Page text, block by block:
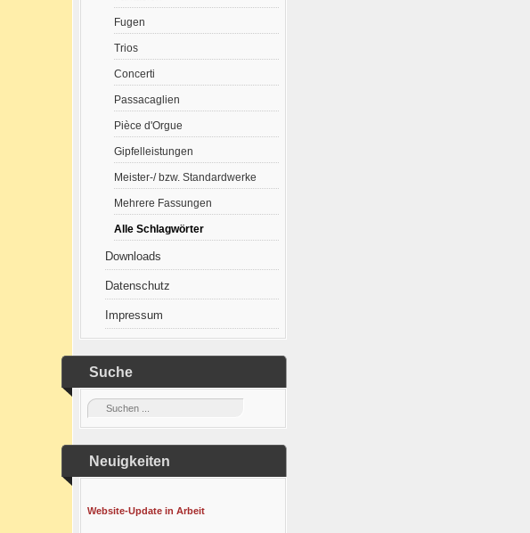
Fugen
Trios
Concerti
Passacaglien
Pièce d'Orgue
Gipfelleistungen
Meister-/ bzw. Standardwerke
Mehrere Fassungen
Alle Schlagwörter
Downloads
Datenschutz
Impressum
Suche
Neuigkeiten
Website-Update in Arbeit